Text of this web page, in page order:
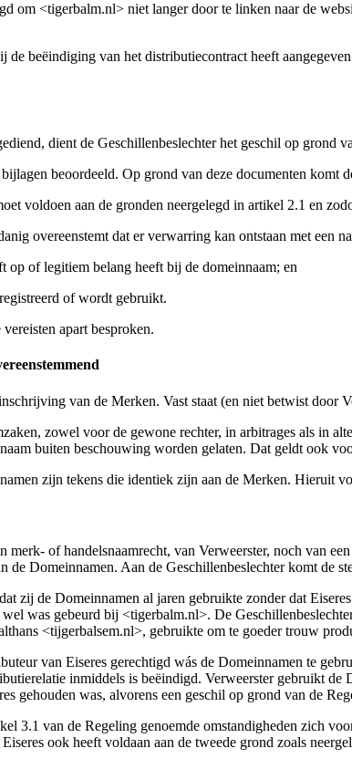
om <tigerbalm.nl> niet langer door te linken naar de
de beëindiging van het distributiecontract heeft
dient de Geschillenbeslechter het geschil op grond
beoordeeld. Op grond van deze documenten komt
voldoen aan de gronden neergelegd in artikel 2.1 en
overeenstemt dat er verwarring kan ontstaan met een
op of legitiem belang heeft bij de domeinnaam; en
of wordt gebruikt.
apart besproken.
van de Merken. Vast staat (en niet betwist
zowel voor de gewone rechter, in arbitrages als in
buiten beschouwing worden gelaten. Dat geldt ook
zijn tekens die identiek zijn aan de Merken. Hieruit
merk- of handelsnaamrecht, van Verweerster, noch van
de Domeinnamen. Aan de Geschillenbeslechter komt de
zij de Domeinnamen al jaren gebruikte zonder dat
was gebeurd bij <tigerbalm.nl>. De
<tijgerbalsem.nl>, gebruikte om te goeder trouw
van Eiseres gerechtigd wás de Domeinnamen te
inmiddels is beëindigd. Verweerster gebruikt
gehouden was, alvorens een geschil op grond van de
3.1 van de Regeling genoemde omstandigheden zich
ook heeft voldaan aan de tweede grond zoals